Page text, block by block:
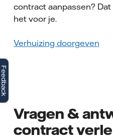
contract aanpassen?
het voor je.
Verhuizing doorgeven
Vragen &
contract
Feedback